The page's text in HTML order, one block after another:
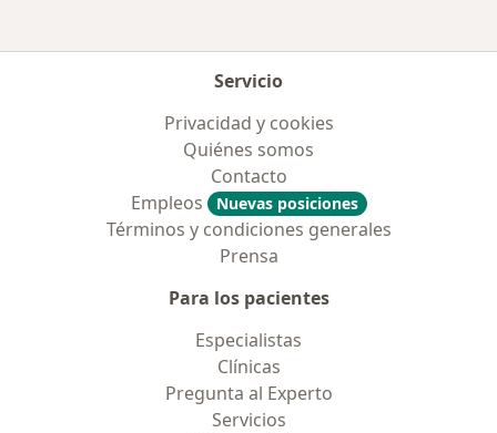
Servicio
Privacidad y cookies
Quiénes somos
Contacto
Empleos
Nuevas posiciones
Términos y condiciones generales
Prensa
Para los pacientes
Especialistas
Clínicas
Pregunta al Experto
Servicios